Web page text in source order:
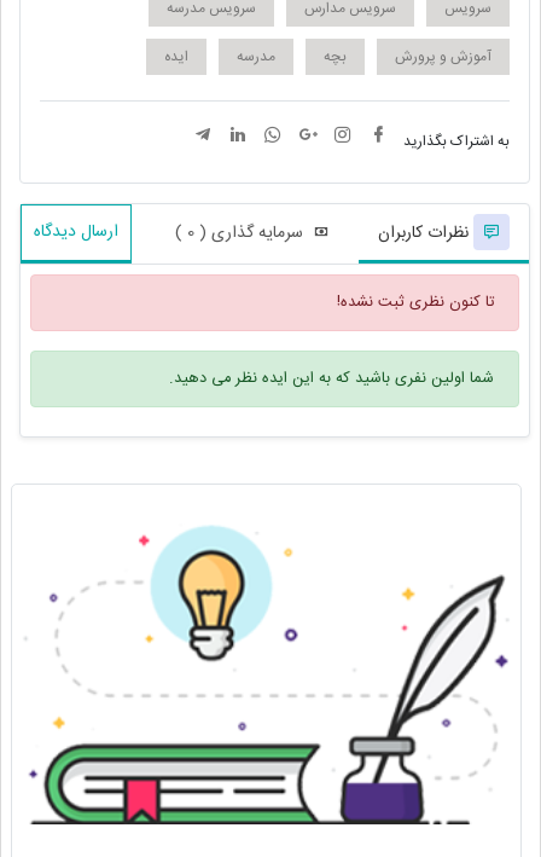
سرویس
سرویس مدارس
سرویس مدرسه
آموزش و پرورش
بچه مدرسه ایده
به اشتراک بگذارید
نظرات کاربران سرمایه گذاری ( 0 ) ارسال دیدگاه
تا کنون نظری ثبت نشده!
شما اولین نفری باشید که به این ایده نظر می دهید.